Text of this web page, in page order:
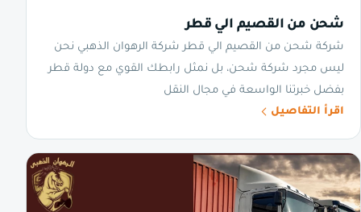
شحن من القصيم الي قطر
شركة شحن من القصيم الي قطر شركة الرهوان الذهبي نحن
ليس مجرد شركة شحن، بل نمثل رابطك القوي مع دولة قطر
بفضل خبرتنا الواسعة في مجال النقل
اقرأ التفاصيل